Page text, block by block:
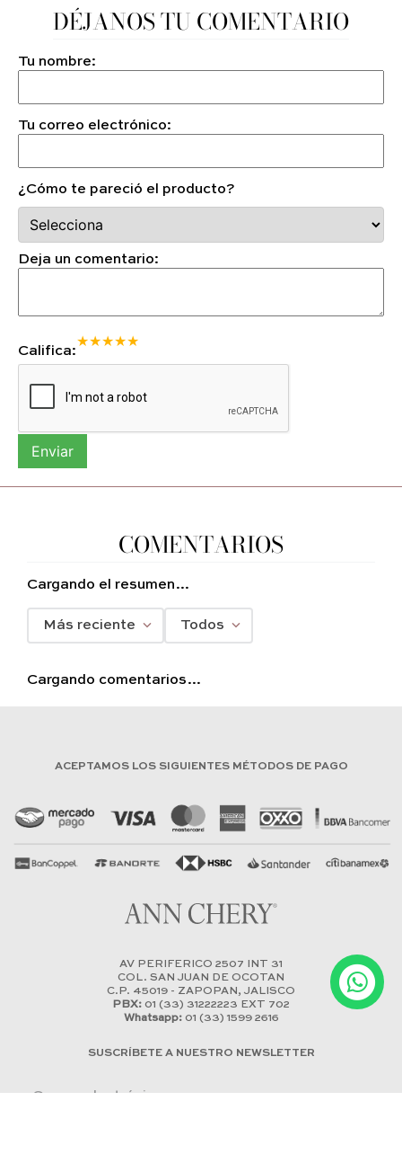
DÉJANOS TU COMENTARIO
Tu nombre:
Tu correo electrónico:
¿Cómo te pareció el producto?
Deja un comentario:
Califica:
★
★
★
★
★
Enviar
COMENTARIOS
Cargando el resumen…
Más reciente Todos
Cargando comentarios…
ACEPTAMOS LOS SIGUIENTES MÉTODOS DE PAGO
AV PERIFERICO 2507 INT 31
COL. SAN JUAN DE OCOTAN
C.P. 45019 - ZAPOPAN, JALISCO
PBX: 01 (33) 31222223 EXT 702
Whatsapp:01 (33) 1599 2616
SUSCRÍBETE A NUESTRO NEWSLETTER